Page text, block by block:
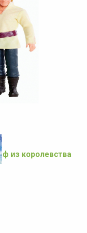
из королевства